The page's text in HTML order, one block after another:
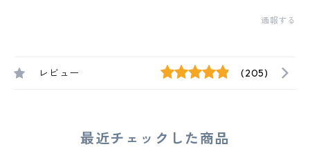
通報する
レビュー (205)
最近チェックした商品